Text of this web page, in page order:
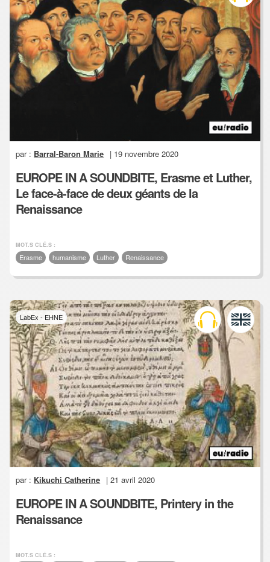
par : Barral-Baron Marie | 19 novembre 2020
EUROPE IN A SOUNDBITE, Erasme et Luther,
Le face-à-face de deux géants de la
Renaissance
MOT.S CLÉ.S :
Erasme humanisme Luther Renaissance
LabEx - EHNE
par : Kikuchi Catherine | 21 avril 2020
EUROPE IN A SOUNDBITE, Printery in the
Renaissance
MOT.S CLÉ.S :